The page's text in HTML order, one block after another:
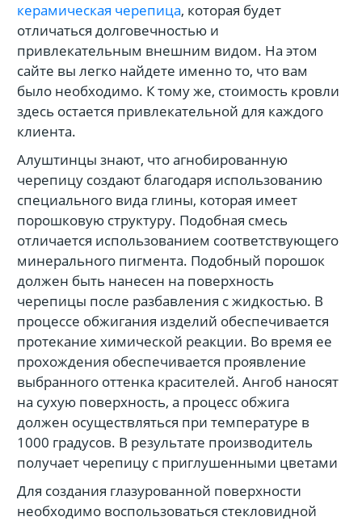
керамическая черепица, которая будет
отличаться долговечностью и
привлекательным внешним видом. На этом
сайте вы легко найдете именно то, что вам
было необходимо. К тому же, стоимость кровли
здесь остается привлекательной для каждого
клиента.
Алуштинцы знают, что агнобированную
черепицу создают благодаря использованию
специального вида глины, которая имеет
порошковую структуру. Подобная смесь
отличается использованием соответствующего
минерального пигмента. Подобный порошок
должен быть нанесен на поверхность
черепицы после разбавления с жидкостью. В
процессе обжигания изделий обеспечивается
протекание химической реакции. Во время ее
прохождения обеспечивается проявление
выбранного оттенка красителей. Ангоб наносят
на сухую поверхность, а процесс обжига
должен осуществляться при температуре в
1000 градусов. В результате производитель
получает черепицу с приглушенными цветами
Для создания глазурованной поверхности
необходимо воспользоваться стекловидной